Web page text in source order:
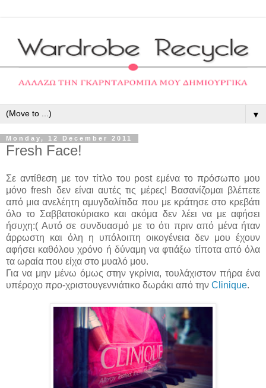
▼
Monday, 12 December 2011
Fresh Face!
Σε αντίθεση με τον τίτλο του post εμένα το πρόσωπο μου
μόνο fresh δεν είναι αυτές τις μέρες! Βασανίζομαι βλέπετε
από μια ανελέητη αμυγδαλίτιδα που με κράτησε στο κρεβάτι
όλο το Σαββατοκύριακο και ακόμα δεν λέει να με αφήσει
ήσυχη:( Αυτό σε συνδυασμό με το ότι πριν από μένα ήταν
άρρωστη και όλη η υπόλοιπη οικογένεια δεν μου έχουν
αφήσει καθόλου χρόνο ή δύναμη να φτιάξω τίποτα από όλα
τα ωραία που είχα στο μυαλό μου.
Για να μην μένω όμως στην γκρίνια, τουλάχιστον πήρα ένα
υπέροχο προ-χριστουγεννιάτικο δωράκι από την Clinique.